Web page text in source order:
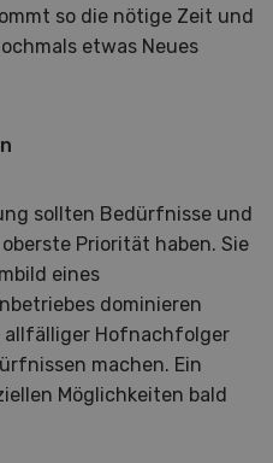
so die nötige Zeit und
etwas Neues
sollten Bedürfnisse und
Priorität haben. Sie
eines
dominieren
allfälliger Hofnachfolger
machen. Ein
Möglichkeiten bald